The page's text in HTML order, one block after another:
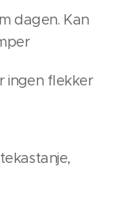
dagen. Kan
ingen flekker​